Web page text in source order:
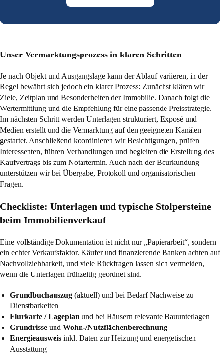
Unser Vermarktungsprozess in klaren Schritten
Je nach Objekt und Ausgangslage kann der Ablauf variieren, in der
Regel bewährt sich jedoch ein klarer Prozess: Zunächst klären wir
Ziele, Zeitplan und Besonderheiten der Immobilie. Danach folgt die
Wertermittlung und die Empfehlung für eine passende Preisstrategie.
Im nächsten Schritt werden Unterlagen strukturiert, Exposé und
Medien erstellt und die Vermarktung auf den geeigneten Kanälen
gestartet. Anschließend koordinieren wir Besichtigungen, prüfen
Interessenten, führen Verhandlungen und begleiten die Erstellung des
Kaufvertrags bis zum Notartermin. Auch nach der Beurkundung
unterstützen wir bei Übergabe, Protokoll und organisatorischen
Fragen.
Checkliste: Unterlagen und typische Stolpersteine
beim Immobilienverkauf
Eine vollständige Dokumentation ist nicht nur „Papierarbeit“, sondern
ein echter Verkaufsfaktor. Käufer und finanzierende Banken achten auf
Nachvollziehbarkeit, und viele Rückfragen lassen sich vermeiden,
wenn die Unterlagen frühzeitig geordnet sind.
Grundbuchauszug (aktuell) und bei Bedarf Nachweise zu
Dienstbarkeiten
Flurkarte / Lageplan und bei Häusern relevante Bauunterlagen
Grundrisse und Wohn-/Nutzflächenberechnung
Energieausweis inkl. Daten zur Heizung und energetischen
Ausstattung